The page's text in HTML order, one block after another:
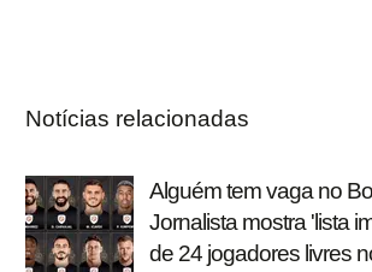
Notícias relacionadas
Alguém tem vaga no
Jornalista mostra 'lista
de 24 jogadores livres